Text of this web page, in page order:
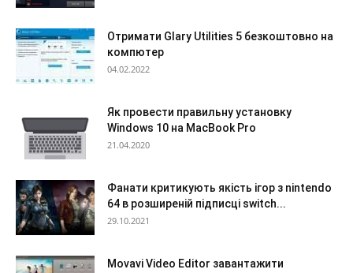
Отримати Glary Utilities 5 безкоштовно на
компютер
04.02.2022
Як провести правильну установку
Windows 10 на MacBook Pro
21.04.2020
Фанати критикують якість ігор з nintendo
64 в розширеній підписці switch...
29.10.2021
Movavi Video Editor завантажити